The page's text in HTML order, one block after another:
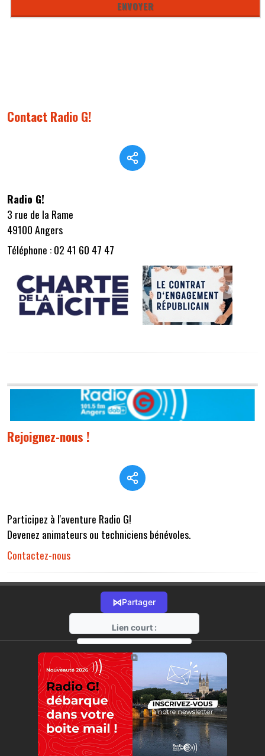
Contact Radio G!
Radio G!
3 rue de la Rame
49100 Angers
Téléphone : 02 41 60 47 47
Rejoignez-nous !
Participez à l'aventure Radio G!
Devenez animateurs ou techniciens bénévoles.
Contactez-nous
⋈Partager
Lien court :
https://radio-g.fr?r32
⧉